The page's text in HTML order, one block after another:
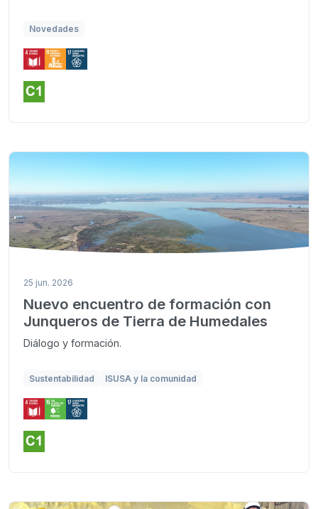
Novedades
25 jun. 2026
Nuevo encuentro de formación con
Junqueros de Tierra de Humedales
Diálogo y formación.
Sustentabilidad ISUSA y la comunidad